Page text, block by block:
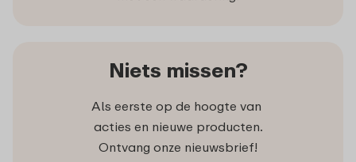
Niets missen?
Als eerste op de hoogte van
acties en nieuwe producten.
Ontvang onze nieuwsbrief!